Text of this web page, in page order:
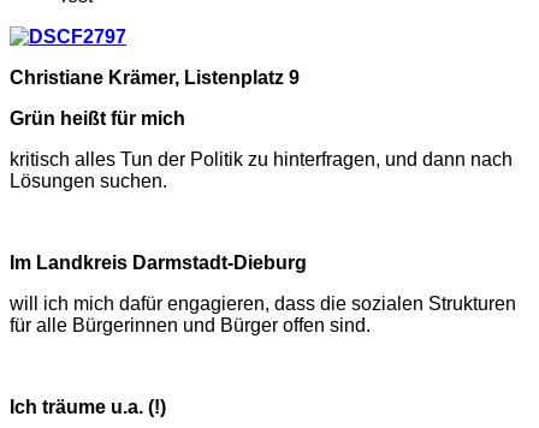
Christiane Krämer, Listenplatz 9
Grün heißt für mich
kritisch alles Tun der Politik zu hinterfragen, und dann nach
Lösungen suchen.
Im Landkreis Darmstadt-Dieburg
will ich mich dafür engagieren, dass die sozialen Strukturen
für alle Bürgerinnen und Bürger offen sind.
Ich träume u.a. (!)